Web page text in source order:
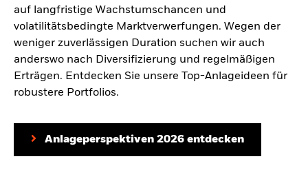
auf langfristige Wachstumschancen und
volatilitätsbedingte Marktverwerfungen. Wegen der
weniger zuverlässigen Duration suchen wir auch
anderswo nach Diversifizierung und regelmäßigen
Erträgen. Entdecken Sie unsere Top-Anlageideen für
robustere Portfolios.
Anlageperspektiven 2026 entdecken